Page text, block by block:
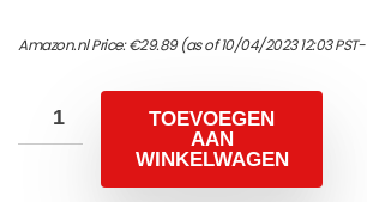
Amazon.nl Price:€29.89(as of 10/04/2023 12:03 PST-
TOEVOEGEN
AAN
WINKELWAGEN